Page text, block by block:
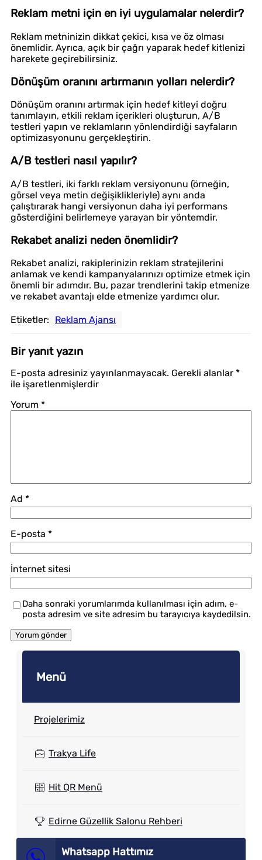
Reklam metni için en iyi uygulamalar nelerdir?
Reklam metninizin dikkat çekici, kısa ve öz olması
önemlidir. Ayrıca, açık bir çağrı yaparak hedef kitlenizi
harekete geçirebilirsiniz.
Dönüşüm oranını artırmanın yolları nelerdir?
Dönüşüm oranını artırmak için hedef kitleyi doğru
tanımlayın, etkili reklam içerikleri oluşturun, A/B
testleri yapın ve reklamların yönlendirdiği sayfaların
optimizasyonunu gerçekleştirin.
A/B testleri nasıl yapılır?
A/B testleri, iki farklı reklam versiyonunu (örneğin,
görsel veya metin değişiklikleriyle) aynı anda
çalıştırarak hangi versiyonun daha iyi performans
gösterdiğini belirlemeye yarayan bir yöntemdir.
Rekabet analizi neden önemlidir?
Rekabet analizi, rakiplerinizin reklam stratejilerini
anlamak ve kendi kampanyalarınızı optimize etmek için
önemli bir adımdır. Bu, pazar trendlerini takip etmenize
ve rekabet avantajı elde etmenize yardımcı olur.
Etiketler: Reklam Ajansı
Bir yanıt yazın
E-posta adresiniz yayınlanmayacak. Gerekli alanlar *
ile işaretlenmişlerdir
Yorum *
Ad *
E-posta *
İnternet sitesi
Daha sonraki yorumlarımda kullanılması için adım, e-
posta adresim ve site adresim bu tarayıcıya kaydedilsin.
Menü
Projelerimiz
Trakya Life
Hit QR Menü
Edirne Güzellik Salonu Rehberi
Whatsapp Hattımız